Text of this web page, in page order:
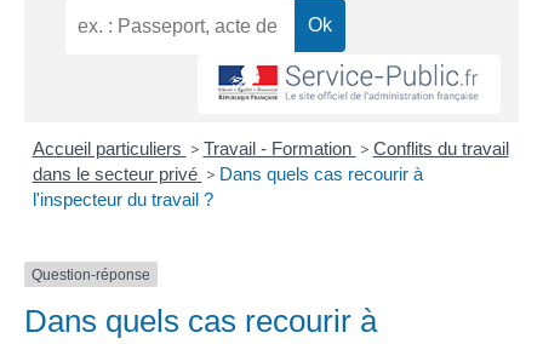
Accueil particuliers > Travail - Formation > Conflits du travail
dans le secteur privé > Dans quels cas recourir à
l'inspecteur du travail ?
Question-réponse
Dans quels cas recourir à